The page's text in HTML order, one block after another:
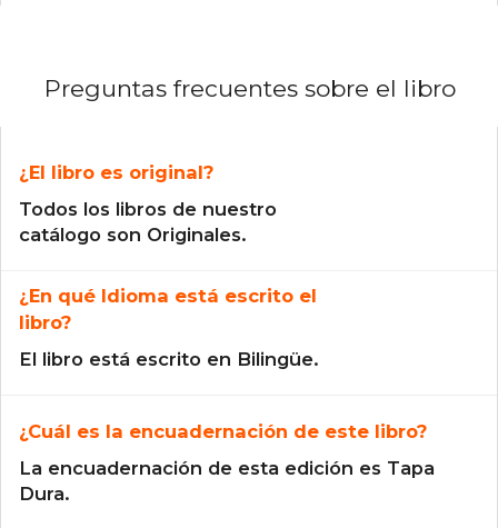
Preguntas frecuentes sobre el libro
¿El libro es original?
Todos los libros de nuestro
catálogo son Originales.
¿En qué Idioma está escrito el
libro?
El libro está escrito en Bilingüe.
¿Cuál es la encuadernación de este libro?
La encuadernación de esta edición es Tapa
Dura.